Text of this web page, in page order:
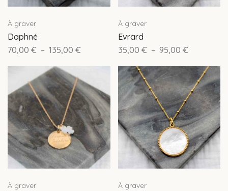
À graver
Daphné
70,00 € – 135,00 €
À graver
Evrard
35,00 € – 95,00 €
À graver À graver